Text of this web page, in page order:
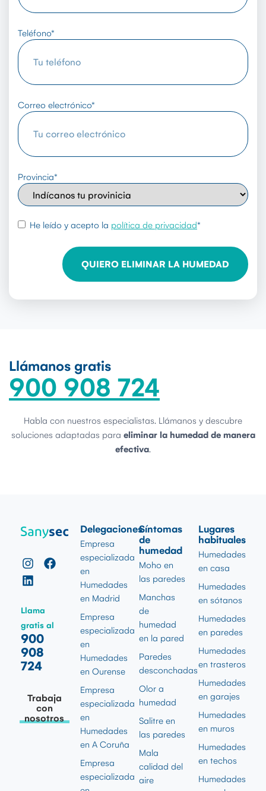
Teléfono*
Correo electrónico*
Provincia*
rgpd*
He leído y acepto la política de privacidad*
Llámanos gratis
900 908 724
Habla con nuestros especialistas. Llámanos y descubre
soluciones adaptadas para eliminar la humedad de manera
efectiva.
Llama
gratis al
900
908
724
Trabaja
con
nosotros
Delegaciones
Empresa
especializada
en
Humedades
en Madrid
Empresa
especializada
en
Humedades
en Ourense
Empresa
especializada
en
Humedades
en A Coruña
Empresa
especializada
Síntomas
de
humedad
Moho en
las paredes
Manchas
de
humedad
en la pared
Paredes
desconchadas
Olor a
humedad
Salitre en
las paredes
Mala
calidad del
aire
Lugares
habituales
Humedades
en casa
Humedades
en sótanos
Humedades
en paredes
Humedades
en trasteros
Humedades
en garajes
Humedades
en muros
Humedades
en techos
Humedades